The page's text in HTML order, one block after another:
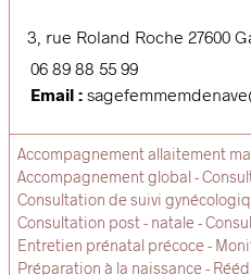
3, rue Roland Roche 27600
06 89 88 55 99
Email :
Accompagnement allaitement
Accompagnement global
Consultation de suivi
Consultation post - natale
Entretien prénatal précoce
Préparation à la naissance